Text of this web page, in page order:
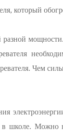
который
разной
Чем
школе. Можно